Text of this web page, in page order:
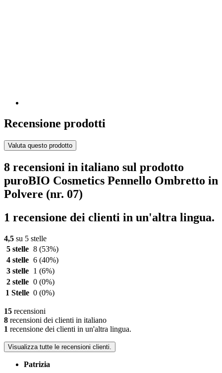
Recensione prodotti
Valuta questo prodotto
8 recensioni in italiano sul prodotto
puroBIO Cosmetics Pennello Ombretto in
Polvere (nr. 07)
1 recensione dei clienti in un'altra lingua.
4,5 su 5 stelle
5 stelle 8 (53%)
4 stelle 6 (40%)
3 stelle
1 (6%)
2 stelle 0 (0%)
1 Stelle 0 (0%)
15 recensioni
8 recensioni dei clienti in italiano
1 recensione dei clienti in un'altra lingua.
Visualizza tutte le recensioni clienti.
Patrizia